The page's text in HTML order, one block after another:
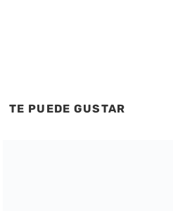
TE PUEDE GUSTAR